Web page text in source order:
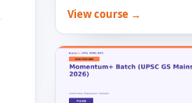
View course →